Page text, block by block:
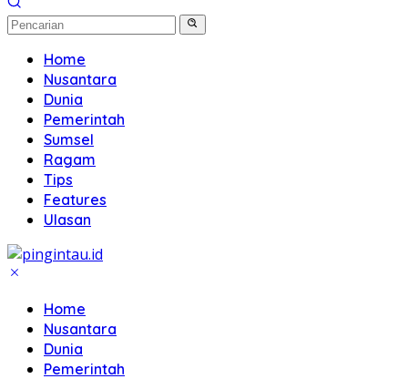
Home
Nusantara
Dunia
Pemerintah
Sumsel
Ragam
Tips
Features
Ulasan
Home
Nusantara
Dunia
Pemerintah